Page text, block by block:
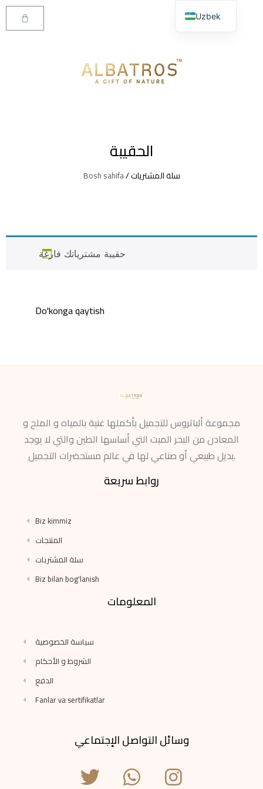
الحقيبة
Bosh sahifa / سلة المشتريات
حقيبة مشترياتك فارغة
Do'konga qaytish
مجموعة ألباتروس للتجميل بأكملها غنية بالمياه و الملح و
المعادن من البحر الميت التي أساسها الطين والتي لا يوجد
بديل طبيعي أو صناعي لها في عالم مستحضرات التجميل.
روابط سريعة
Biz kimmiz
المنتجات
سلة المشتريات
Biz bilan bog'lanish
المعلومات
سياسة الخصوصية
الشروط و الأحكام
الدفع
Fanlar va sertifikatlar
وسائل التواصل الإجتماعي
Uzbek